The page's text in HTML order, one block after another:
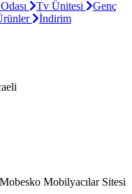
Tv Ünitesi
Genç
İndirim
Mobilyacılar Sitesi